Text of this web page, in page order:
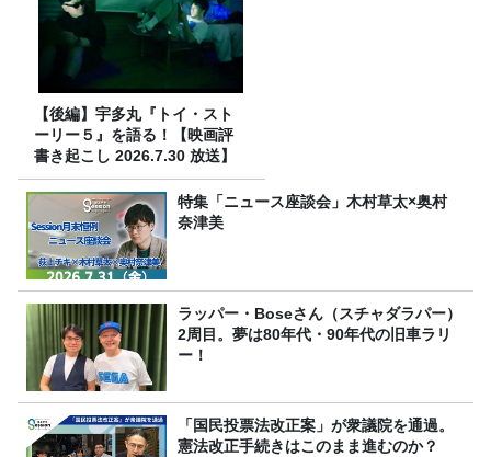
【後編】宇多丸『トイ・スト
ーリー５』を語る！【映画評
書き起こし 2026.7.30 放送】
特集「ニュース座談会」木村草太×奥村
奈津美
ラッパー・Boseさん（スチャダラパー）
2周目。夢は80年代・90年代の旧車ラリ
ー！
「国民投票法改正案」が衆議院を通過。
憲法改正手続きはこのまま進むのか？